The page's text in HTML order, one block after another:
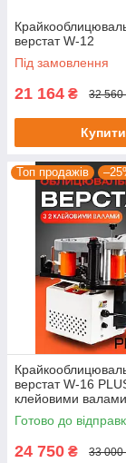
верстат W-12
Під замовлення
21 164 ₴ 32 560
Купити
Топ продажів
верстат W-16
клейовими валами
Готово до
24 750 ₴ 33 000